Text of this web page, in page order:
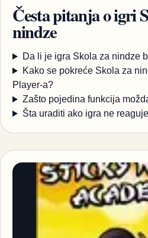
Česta pitanja o igri
nindze
Da li je igra Skola za nindze
Kako se pokreće Skola za
Player-a?
Zašto pojedina funkcija
Šta uraditi ako igra ne